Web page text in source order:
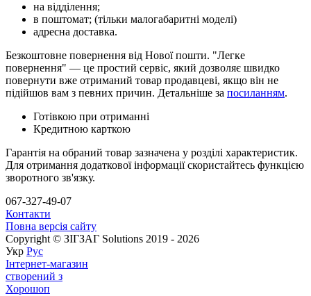
на відділення;
в поштомат; (тільки малогабаритні моделі)
адресна доставка.
Безкоштовне повернення від Нової пошти. "Легке
повернення" — це простий сервіс, який дозволяє швидко
повернути вже отриманий товар продавцеві, якщо він не
підійшов вам з певних причин. Детальніше за посиланням.
Готівкою при отриманні
Кредитною карткою
Гарантія на обраний товар зазначена у розділі характеристик.
Для отримання додаткової інформації скористайтесь функцією
зворотного зв'язку.
067-327-49-07
Контакти
Повна версія сайту
Copyright © ЗІГЗАГ Solutions 2019 - 2026
Укр Рус
Інтернет-магазин
створений з
Хорошоп